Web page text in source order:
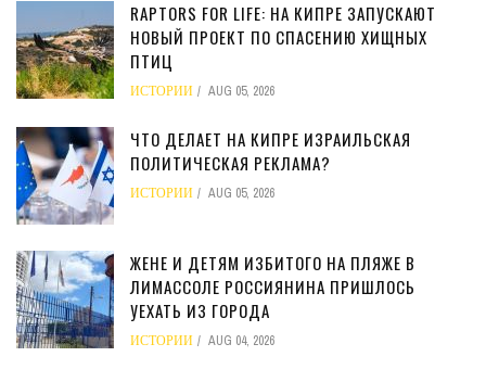
RAPTORS FOR LIFE: НА КИПРЕ ЗАПУСКАЮТ
НОВЫЙ ПРОЕКТ ПО СПАСЕНИЮ ХИЩНЫХ
ПТИЦ
ИСТОРИИ AUG 05, 2026
ЧТО ДЕЛАЕТ НА КИПРЕ ИЗРАИЛЬСКАЯ
ПОЛИТИЧЕСКАЯ РЕКЛАМА?
ИСТОРИИ AUG 05, 2026
ЖЕНЕ И ДЕТЯМ ИЗБИТОГО НА ПЛЯЖЕ В
ЛИМАССОЛЕ РОССИЯНИНА ПРИШЛОСЬ
УЕХАТЬ ИЗ ГОРОДА
ИСТОРИИ AUG 04, 2026